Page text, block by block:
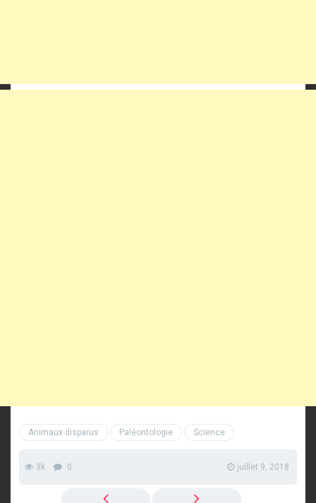
Animaux disparus Paléontologie Science
3k 0 juillet 9, 2018